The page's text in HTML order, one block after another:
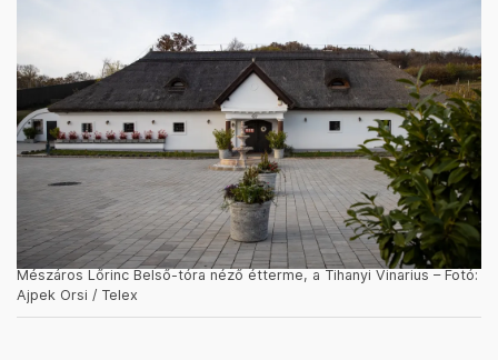
Mészáros Lőrinc Belső-tóra néző étterme, a Tihanyi Vinarius – Fotó:
Ajpek Orsi / Telex